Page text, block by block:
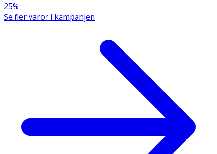
25%
Se fler varor i kampanjen